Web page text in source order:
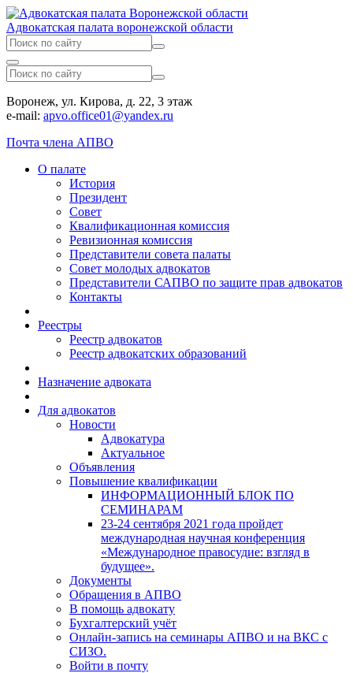
Адвокатская палата воронежской области
Воронеж, ул. Кирова, д. 22, 3 этаж
e-mail: apvo.office01@yandex.ru
Почта члена АПВО
О палате
История
Президент
Совет
Квалификационная комиссия
Ревизионная комиссия
Представители совета палаты
Совет молодых адвокатов
Представители САПВО по защите прав адвокатов
Контакты
Реестры
Реестр адвокатов
Реестр адвокатских образований
Назначение адвоката
Для адвокатов
Новости
Адвокатура
Актуальное
Объявления
Повышение квалификации
ИНФОРМАЦИОННЫЙ БЛОК ПО
СЕМИНАРАМ
23-24 сентября 2021 года пройдет
международная научная конференция
«Международное правосудие: взгляд в
будущее».
Документы
Обращения в АПВО
В помощь адвокату
Бухгалтерский учёт
Онлайн-запись на семинары АПВО и на ВКС с
СИЗО.
Войти в почту